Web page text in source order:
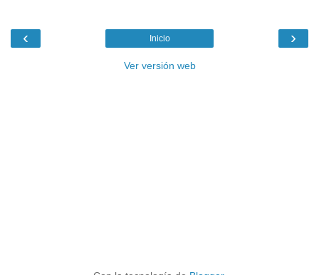
‹ ›
Inicio
Ver versión web